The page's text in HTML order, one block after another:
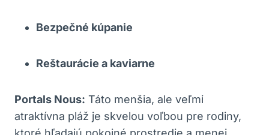
Bezpečné kúpanie
Reštaurácie a kaviarne
Portals Nous: Táto menšia, ale veľmi
atraktívna pláž je skvelou voľbou pre rodiny,